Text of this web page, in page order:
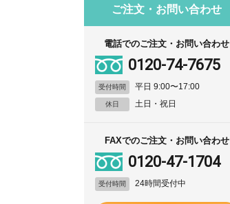
ご注文・お問い合わせ
電話でのご注文・お問い合わせ
0120-74-7675
受付時間 平日 9:00〜17:00
休日 土日・祝日
FAXでのご注文・お問い合わせ
0120-47-1704
受付時間 24時間受付中